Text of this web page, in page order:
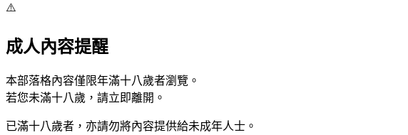
⚠️
成人內容提醒
本部落格內容僅限年滿十八歲者瀏覽。
若您未滿十八歲，請立即離開。
已滿十八歲者，亦請勿將內容提供給未成年人士。